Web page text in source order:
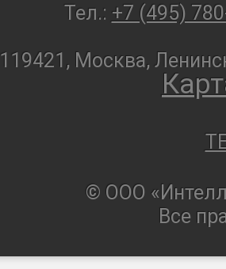
Тел.: +7 (495)
119421, Москва,
© ООО
Все